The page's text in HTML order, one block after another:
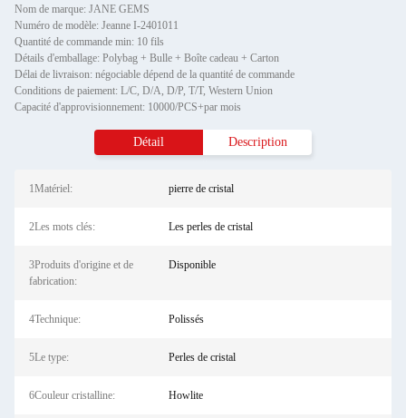
Nom de marque: JANE GEMS
Numéro de modèle: Jeanne I-2401011
Quantité de commande min: 10 fils
Détails d'emballage: Polybag + Bulle + Boîte cadeau + Carton
Délai de livraison: négociable dépend de la quantité de commande
Conditions de paiement: L/C, D/A, D/P, T/T, Western Union
Capacité d'approvisionnement: 10000/PCS+par mois
Détail Description
1Matériel: pierre de cristal
2Les mots clés: Les perles de cristal
3Produits d'origine et de
fabrication:
Disponible
4Technique: Polissés
5Le type: Perles de cristal
6Couleur cristalline: Howlite